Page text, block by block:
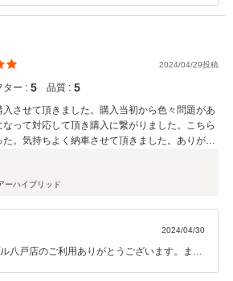
だきまして、社員一同心から感謝しておりま
点検がございます。その際に、何か気にな
お申し付け下さいませ。また何かお困りの際
りください。 今後とも、どうぞ宜しくお願い
2024/04/29投稿
ター : 5 品質 : 5
させて頂きました。購入当初から色々問題があ
って対応して頂き購入に繋がりました。こちら
。気持ちよく納車させて頂きました。ありがと
ーハイブリッド
2024/04/30
八戸店のご利用ありがとうございます。また